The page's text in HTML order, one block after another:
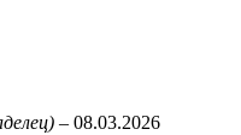
– 08.03.2026